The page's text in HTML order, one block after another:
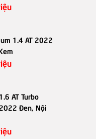
1.4 AT 2022
AT Turbo
Đen, Nội